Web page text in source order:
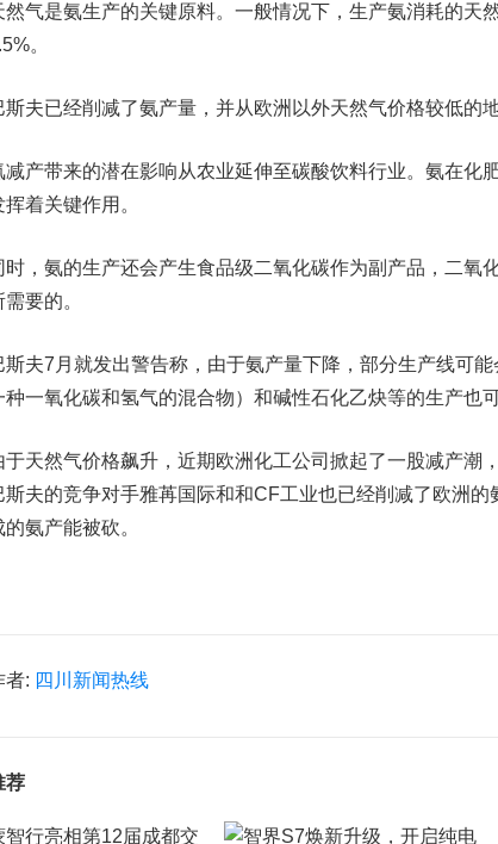
是氨生产的关键原料。一般情况下，生产氨消耗的天
。
已经削减了氨产量，并从欧洲以外天然气价格较低的地
带来的潜在影响从农业延伸至碳酸饮料行业。氨在化
着关键作用。
氨的生产还会产生食品级二氧化碳作为副产品，二氧
要的。
7月就发出警告称，由于氨产量下降，部分生产线可能
种一氧化碳和氢气的混合物）和碱性石化乙炔等的生产也
然气价格飙升，近期欧洲化工公司掀起了一股减产潮
斯夫的竞争对手雅苒国际和和CF工业也已经削减了欧洲
氨产能被砍。
者: 四川新闻热线
荐